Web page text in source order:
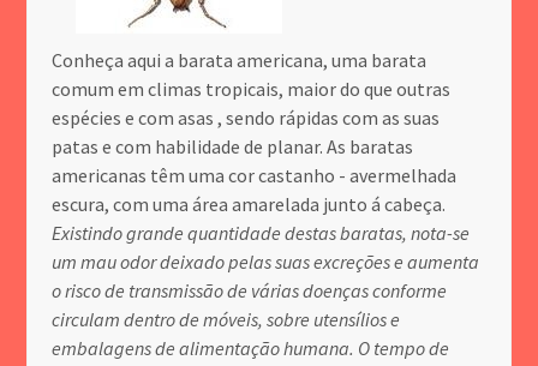
Conheça aqui a barata americana, uma barata
comum em climas tropicais, maior do que outras
espécies e com asas , sendo rápidas com as suas
patas e com habilidade de planar. As baratas
americanas têm uma cor castanho - avermelhada
escura, com uma área amarelada junto á cabeça.
Existindo grande quantidade destas baratas, nota-se
um mau odor deixado pelas suas excreções e aumenta
o risco de transmissão de várias doenças conforme
circulam dentro de móveis, sobre utensílios e
embalagens de alimentação humana. O tempo de